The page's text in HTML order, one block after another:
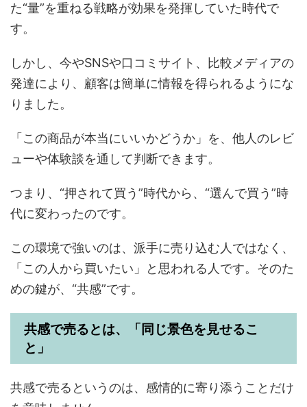
た“量”を重ねる戦略が効果を発揮していた時代で
す。
しかし、今やSNSや口コミサイト、比較メディアの
発達により、顧客は簡単に情報を得られるようにな
りました。
「この商品が本当にいいかどうか」を、他人のレビ
ューや体験談を通して判断できます。
つまり、“押されて買う”時代から、“選んで買う”時
代に変わったのです。
この環境で強いのは、派手に売り込む人ではなく、
「この人から買いたい」と思われる人です。そのた
めの鍵が、“共感”です。
共感で売るとは、「同じ景色を見せるこ
と」
共感で売るというのは、感情的に寄り添うことだけ